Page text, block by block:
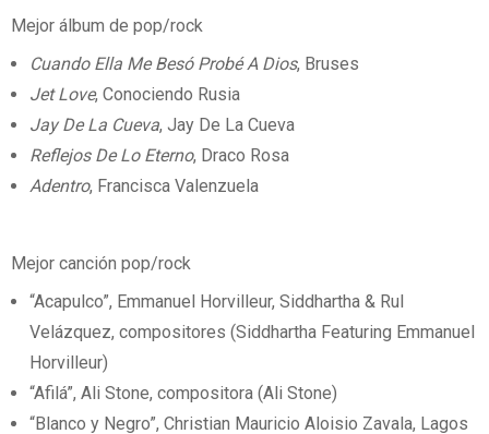
Mejor álbum de pop/rock
Cuando Ella Me Besó Probé A Dios, Bruses
Jet Love, Conociendo Rusia
Jay De La Cueva, Jay De La Cueva
Reflejos De Lo Eterno, Draco Rosa
Adentro, Francisca Valenzuela
Mejor canción pop/rock
“Acapulco”, Emmanuel Horvilleur, Siddhartha & Rul
Velázquez, compositores (Siddhartha Featuring Emmanuel
Horvilleur)
“Afilá”, Ali Stone, compositora (Ali Stone)
“Blanco y Negro”, Christian Mauricio Aloisio Zavala, Lagos